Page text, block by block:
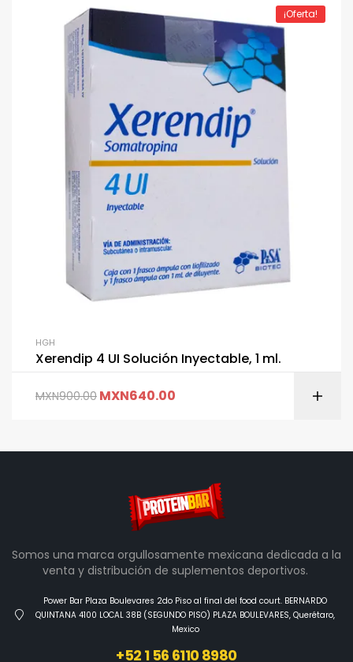
¡Oferta!
HGH
Xerendip 4 UI Solución Inyectable, 1 ml.
MXN900.00 MXN640.00
Somos una marca orgullosamente mexicana dedicada a la
venta y distribución de suplementos deportivos.
Power Bar Plaza Boulevares 2do Piso al final del food court. BERNARDO
QUINTANA 4100 LOCAL 38B (SEGUNDO PISO) PLAZA BOULEVARES, Querétaro,
Mexico
+52 1 56 6110 8980